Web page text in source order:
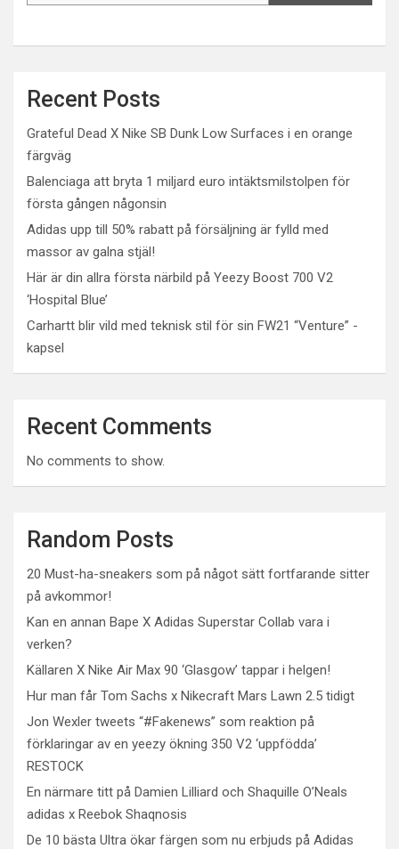
Recent Posts
Grateful Dead X Nike SB Dunk Low Surfaces i en orange
färgväg
Balenciaga att bryta 1 miljard euro intäktsmilstolpen för
första gången någonsin
Adidas upp till 50% rabatt på försäljning är fylld med
massor av galna stjäl!
Här är din allra första närbild på Yeezy Boost 700 V2
‘Hospital Blue’
Carhartt blir vild med teknisk stil för sin FW21 “Venture” -
kapsel
Recent Comments
No comments to show.
Random Posts
20 Must-ha-sneakers som på något sätt fortfarande sitter
på avkommor!
Kan en annan Bape X Adidas Superstar Collab vara i
verken?
Källaren X Nike Air Max 90 ‘Glasgow’ tappar i helgen!
Hur man får Tom Sachs x Nikecraft Mars Lawn 2.5 tidigt
Jon Wexler tweets “#Fakenews” som reaktion på
förklaringar av en yeezy ökning 350 V2 ‘uppfödda’
RESTOCK
En närmare titt på Damien Lilliard och Shaquille O’Neals
adidas x Reebok Shaqnosis
De 10 bästa Ultra ökar färgen som nu erbjuds på Adidas